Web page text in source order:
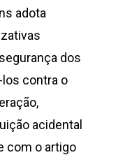
adota
dos
contra o
acidental
com o artigo